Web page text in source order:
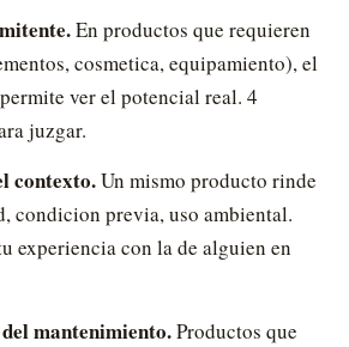
En productos que requieren
cosmetica, equipamiento), el
ver el potencial real. 4
juzgar.
contexto.Un mismo producto rinde
condicion previa, uso ambiental.
experiencia con la de alguien en
mantenimiento.Productos que